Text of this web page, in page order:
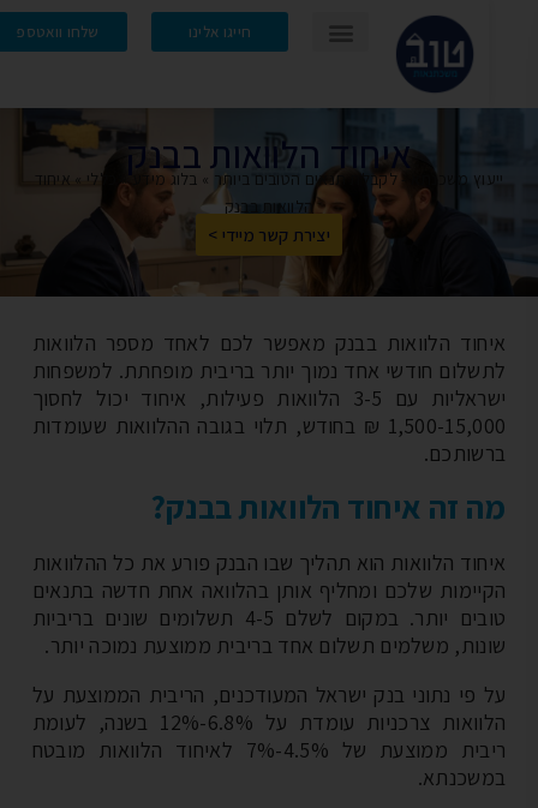
חייגו אלינו שלחו וואטספ
איחוד הלוואות בבנק
משכנתא - לקבלת תנאים הטובים ביותר»בלוג מידע» כללי »איחוד
הלוואות בבנק
יצירת קשר מיידי >
הלוואות בבנק מאפשר לכם לאחד מספר הלוואות
חודשי אחד נמוך יותר בריבית מופחתת. למשפחות
ישראליות עם 3-5 הלוואות פעילות, איחוד יכול לחסוך
1,500-15,000 ₪ בחודש, תלוי בגובה ההלוואות שעומדות
זה איחוד הלוואות בבנק?
הלוואות הוא תהליך שבו הבנק פורע את כל ההלוואות
שלכם ומחליף אותן בהלוואה אחת חדשה בתנאים
טובים יותר. במקום לשלם 4-5 תשלומים שונים בריביות
משלמים תשלום אחד בריבית ממוצעת נמוכה יותר.
פי נתוני בנק ישראל המעודכנים, הריבית הממוצעת על
הלוואות צרכניות עומדת על 6.8%-12% בשנה, לעומת
ריבית ממוצעת של 4.5%-7% לאיחוד הלוואות מובטח